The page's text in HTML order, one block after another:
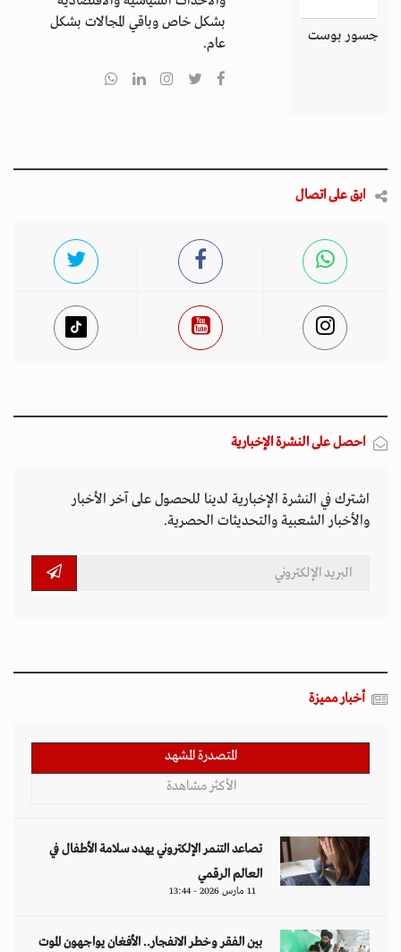
جسور بوست
بشكل خاص وباقي المجالات بشكل
عام.
ابق على اتصال
احصل على النشرة الإخبارية
اشترك في النشرة الإخبارية لدينا للحصول على آخر الأخبار
والأخبار الشعبية والتحديثات الحصرية.
أخبار مميزة
المتصدرة المشهد
الأكثر مشاهدة
تصاعد التنمر الإلكتروني يهدد سلامة الأطفال في
العالم الرقمي
11 مارس 2026 - 13:44
بين الفقر وخطر الانفجار.. الأفغان يواجهون الموت